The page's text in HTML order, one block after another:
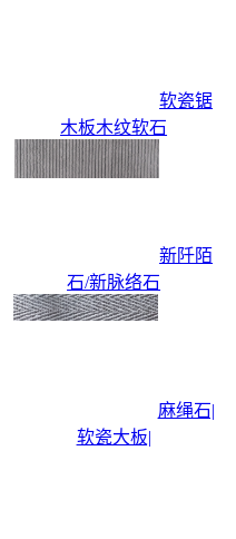
软瓷锯
木板木纹软石
新阡陌
石/新脉络石
麻绳石|
软瓷大板|